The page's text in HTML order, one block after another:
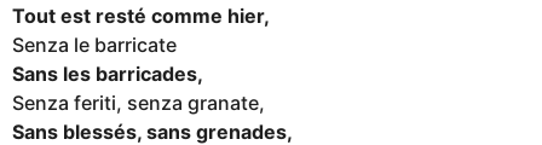
Tout est resté comme hier,
Senza le barricate
Sans les barricades,
Senza feriti, senza granate,
Sans blessés, sans grenades,